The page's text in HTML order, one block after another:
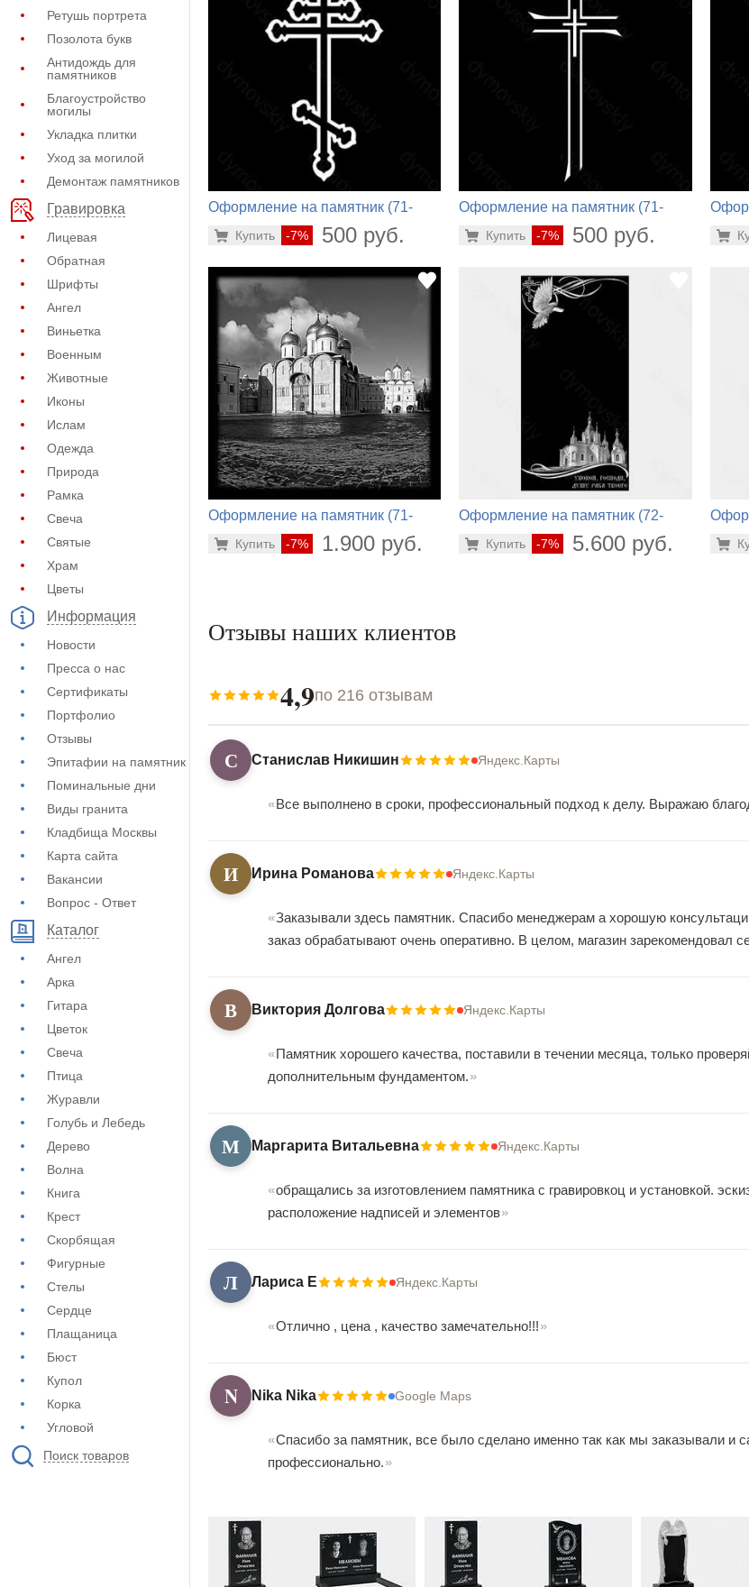
Ретушь портрета
Позолота букв
Антидождь для
памятников
Благоустройство
могилы
Укладка плитки
Уход за могилой
Демонтаж памятников
Гравировка
Лицевая
Обратная
Шрифты
Ангел
Виньетка
Военным
Животные
Иконы
Ислам
Одежда
Природа
Рамка
Свеча
Святые
Храм
Цветы
Информация
Новости
Пресса о нас
Сертификаты
Портфолио
Отзывы
Эпитафии на памятник
Поминальные дни
Виды гранита
Кладбища Москвы
Карта сайта
Вакансии
Вопрос - Ответ
Каталог
Ангел
Арка
Гитара
Цветок
Свеча
Птица
Журавли
Голубь и Лебедь
Дерево
Волна
Книга
Крест
Скорбящая
Фигурные
Стелы
Сердце
Плащаница
Бюст
Купол
Корка
Угловой
Поиск товаров
Оформление на памятник (71-
-7% 500 руб.
Купить
Оформление на памятник (71-
-7% 500 руб.
Купить
Оформление на памятник (71-
-7% 1.900 руб.
Купить
Оформление на памятник (72-
-7% 5.600 руб.
Купить
Отзывы наших клиентов
4,9по 216 отзывам
С Станислав Никишин Яндекс.Карты
Все выполнено в сроки, профессиональный подход к делу. Выражаю
И Ирина Романова Яндекс.Карты
Заказывали здесь памятник. Спасибо менеджерам а хорошую
заказ обрабатывают очень оперативно. В целом, магазин зарекомендовал
В Виктория Долгова Яндекс.Карты
Памятник хорошего качества, поставили в течении месяца, только
дополнительным фундаментом.
М Маргарита Витальевна Яндекс.Карты
обращались за изготовлением памятника с гравировкоц и установкой.
расположение надписей и элементов
Л Лариса Е Яндекс.Карты
Отлично , цена , качество замечательно!!!
N Nika Nika Google Maps
Спасибо за памятник, все было сделано именно так как мы заказывали и
профессионально.